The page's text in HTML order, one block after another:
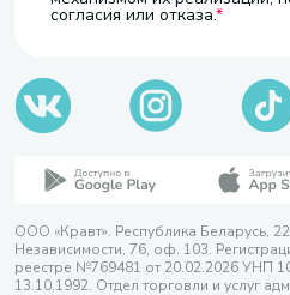
согласия или отказа.
ООО «Кравт». Республика Беларусь,
Независимости, 76, оф. 103.
реестре №769481 от 20.02.2026 УНП
13.10.1992. Отдел торговли и услуг